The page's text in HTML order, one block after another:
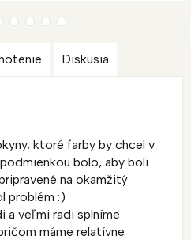
Diskusia
ktoré farby by chcel v
bolo, aby boli
na okamžitý
problém :)
a veľmi radi splníme
máme relatívne